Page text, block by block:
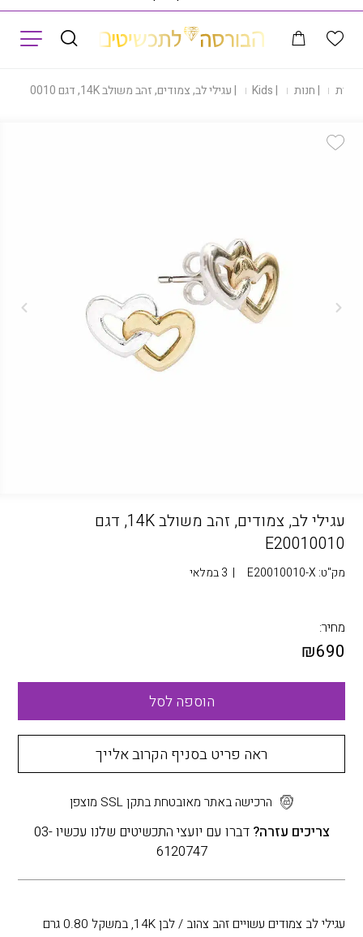
הבית |חנות |
Kids
|עגילי לב, צמודים, זהב משולב 14K, דגם E20010010
עגילי לב, צמודים, זהב משולב 14K, דגם
E20010010
מק"ט: E20010010-X
| 3 במלאי
מחיר:
₪690
הוספה לסל
ראה פריט בסניף הקרוב אלייך
הרכישה באתר מאובטחת בתקן SSL מוצפן
צריכים עזרה?
דברו עם יועצי התכשיטים שלנו עכשיו 03-
6120747
עגילי לב צמודים עשויים זהב צהוב / לבן 14K, במשקל 0.80 גרם